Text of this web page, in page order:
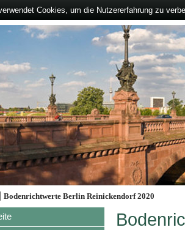
Bodenrichtwerte Berlin Reinickendorf 2020
Cookies, um die Nutzererfahrung zu